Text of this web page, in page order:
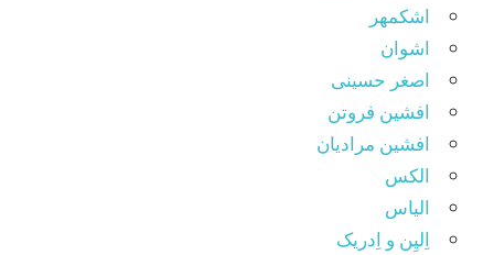
اشکمهر
اشوان
اصغر حسینی
افشین فروتن
افشین مرادیان
الکس
الیاس
اِلیِن و اِدریک